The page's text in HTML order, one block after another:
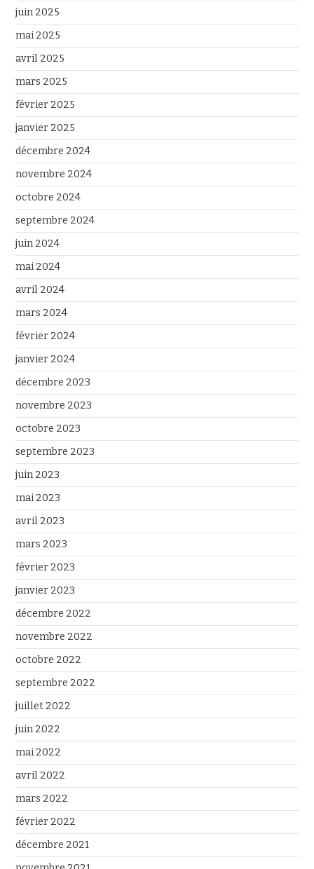
juin 2025
mai 2025
avril 2025
mars 2025
février 2025
janvier 2025
décembre 2024
novembre 2024
octobre 2024
septembre 2024
juin 2024
mai 2024
avril 2024
mars 2024
février 2024
janvier 2024
décembre 2023
novembre 2023
octobre 2023
septembre 2023
juin 2023
mai 2023
avril 2023
mars 2023
février 2023
janvier 2023
décembre 2022
novembre 2022
octobre 2022
septembre 2022
juillet 2022
juin 2022
mai 2022
avril 2022
mars 2022
février 2022
décembre 2021